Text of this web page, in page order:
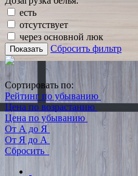
есть
отсутствует
через основной люк
Показать Сбросить фильтр
Сортировать по:
Рейтинг по убыванию
Цена по возрастанию
Цена по убыванию
От А до Я
От Я до А
Сбросить